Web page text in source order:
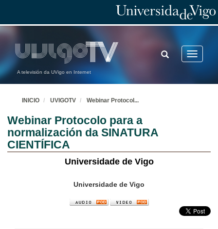
A televisión da UVigo en Internet
Toggle
TOGGLE
SEARCH
INICIO UVIGOTV Webinar Protocol ...
Webinar Protocolo para a
normalización da SINATURA
CIENTÍFICA
Universidade de Vigo
Universidade de Vigo